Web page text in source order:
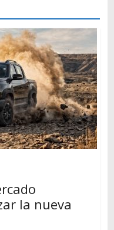
la nueva